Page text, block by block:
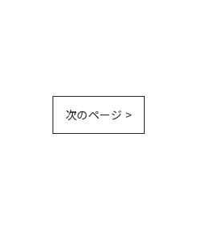
次のページ >